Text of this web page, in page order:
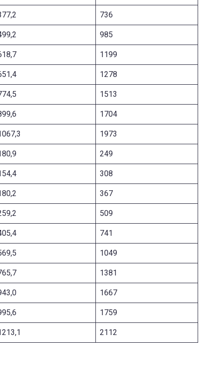
736
985
1199
1278
1513
1704
1973
249
308
367
509
741
1049
1381
1667
1759
2112